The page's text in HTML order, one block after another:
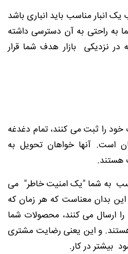
انبار مناسب باید انباری باشد
به راحتی به آن دسترسی داشته
در نزدیکی بازار هدف شما قرار
را ثبت می کنند، تمام دغدغه
است. آنها خواهان تحویل به
هستند.
به شما "یک امنیت خاطر" می
بدان معناست که هر زمان که
ارسال می کنند، محصولات شما
و این یعنی رضایت مشتری
بیشتر در کار.